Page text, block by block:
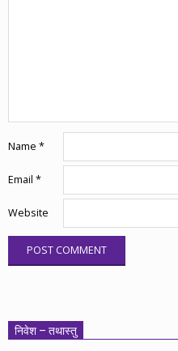
Name *
Email *
Website
निवेश – तथास्तु